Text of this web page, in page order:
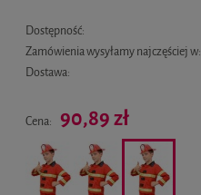
Dostępność:
Zamówienia wysyłamy najczęściej w:
Dostawa:
Cena: 90,89 zł